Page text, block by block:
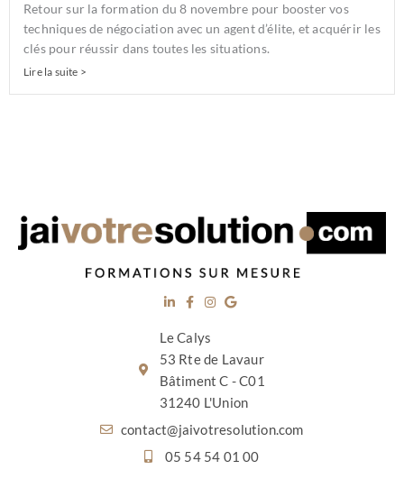
Retour sur la formation du 8 novembre pour booster vos
techniques de négociation avec un agent d’élite, et acquérir les
clés pour réussir dans toutes les situations.
Lire la suite >
Le Calys
53 Rte de Lavaur
Bâtiment C - C01
31240 L'Union
contact@jaivotresolution.com
05 54 54 01 00